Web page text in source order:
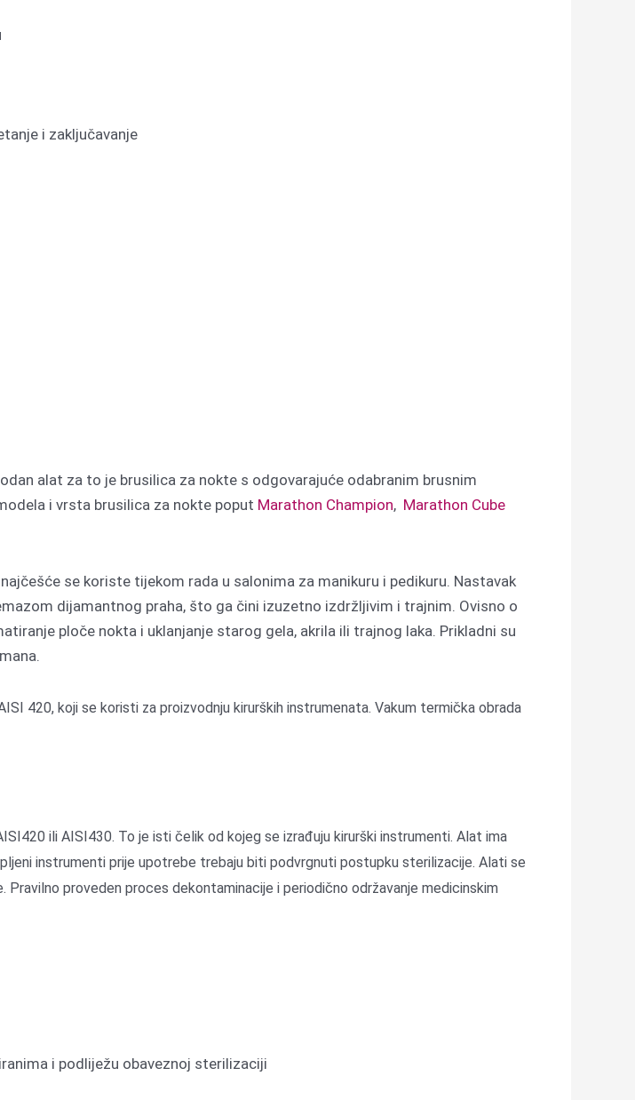
i zaključavanje
alat za to je brusilica za nokte s odgovarajuće odabranim brusnim
i vrsta brusilica za nokte poput Marathon Champion, Marathon Cube
se koriste tijekom rada u salonima za manikuru i pedikuru. Nastavak
dijamantnog praha, što ga čini izuzetno izdržljivim i trajnim. Ovisno o
ploče nokta i uklanjanje starog gela, akrila ili trajnog laka. Prikladni su
420, koji se koristi za proizvodnju kirurških instrumenata. Vakum termička obrada
ili AISI430. To je isti čelik od kojeg se izrađuju kirurški instrumenti. Alat ima
instrumenti prije upotrebe trebaju biti podvrgnuti postupku sterilizacije. Alati se
proveden proces dekontaminacije i periodično održavanje medicinskim
i podliježu obaveznoj sterilizaciji